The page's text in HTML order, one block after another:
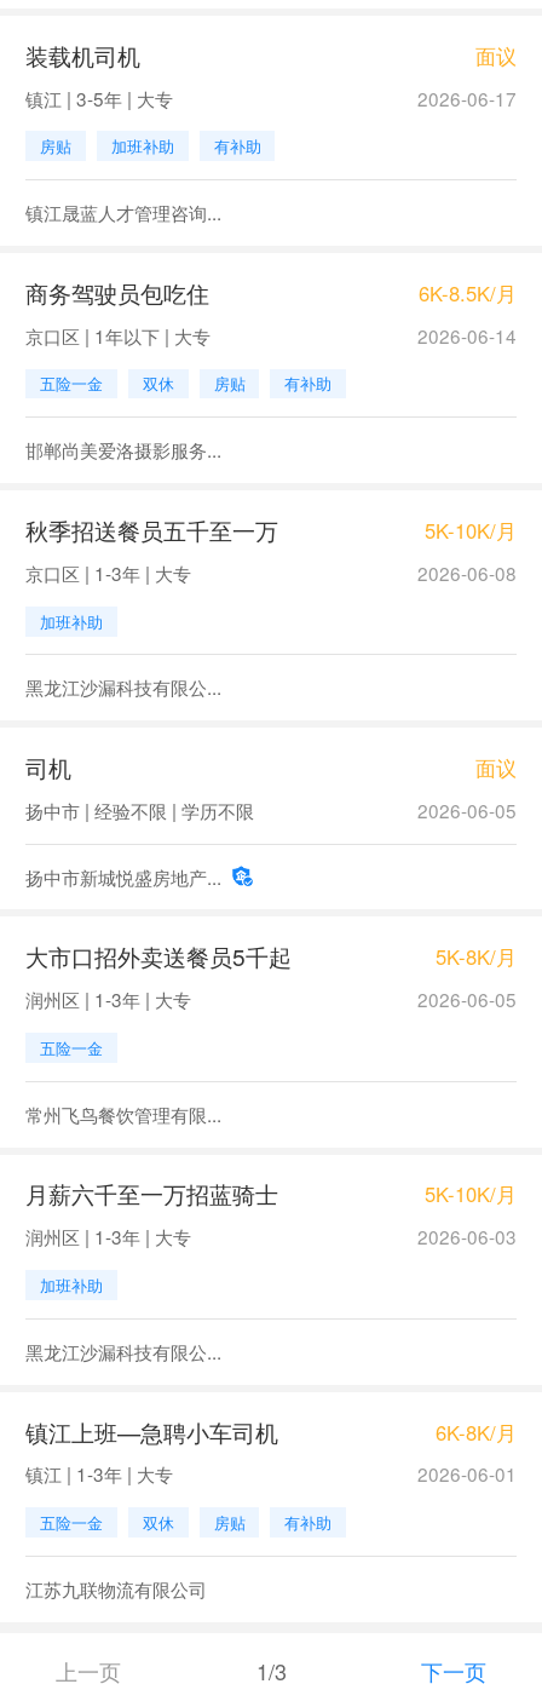
装载机司机 面议
镇江 | 3-5年 | 大专 2026-06-17
房贴 加班补助 有补助
镇江晟蓝人才管理咨询...
商务驾驶员包吃住 6K-8.5K/月
京口区 | 1年以下 | 大专 2026-06-14
五险一金 双休 房贴 有补助
邯郸尚美爱洛摄影服务...
秋季招送餐员五千至一万 5K-10K/月
京口区 | 1-3年 | 大专 2026-06-08
加班补助
黑龙江沙漏科技有限公...
司机 面议
扬中市 | 经验不限 | 学历不限 2026-06-05
扬中市新城悦盛房地产...
大市口招外卖送餐员5千起 5K-8K/月
润州区 | 1-3年 | 大专 2026-06-05
五险一金
常州飞鸟餐饮管理有限...
月薪六千至一万招蓝骑士 5K-10K/月
润州区 | 1-3年 | 大专 2026-06-03
加班补助
黑龙江沙漏科技有限公...
镇江上班—急聘小车司机 6K-8K/月
镇江 | 1-3年 | 大专 2026-06-01
五险一金 双休 房贴 有补助
江苏九联物流有限公司
上一页 1/3 下一页